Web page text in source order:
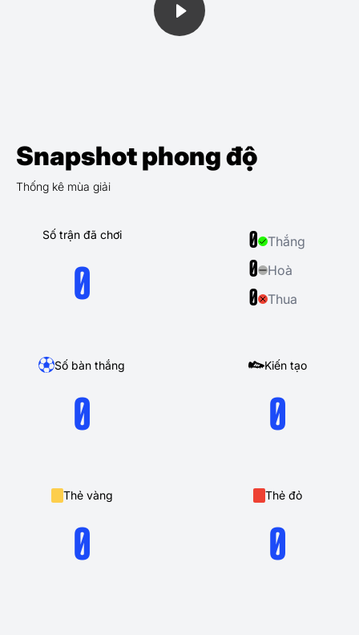
Snapshot phong độ
Thống kê mùa giải
Số trận đã chơi
0
Số bàn thắng
0
Kiến tạo
0
Thẻ vàng
0
Thẻ đỏ
0
0 Thắng
0 Hoà
0 Thua